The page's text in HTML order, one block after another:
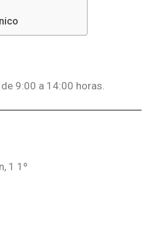
9:00 a 14:00 horas.
1 1º